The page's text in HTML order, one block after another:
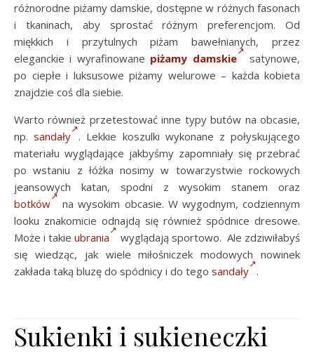
różnorodne piżamy damskie, dostępne w różnych fasonach
i tkaninach, aby sprostać różnym preferencjom. Od
miękkich i przytulnych piżam bawełnianych, przez
eleganckie i wyrafinowane piżamy damskie
satynowe,
po ciepłe i luksusowe piżamy welurowe – każda kobieta
znajdzie coś dla siebie.
Warto również przetestować inne typy butów na obcasie,
np.sandały . Lekkie koszulki wykonane z połyskującego
materiału wyglądające jakbyśmy zapomniały się przebrać
po wstaniu z łóżka nosimy w towarzystwie rockowych
jeansowych katan, spodni z wysokim stanem oraz
botków
na wysokim obcasie. W wygodnym, codziennym
looku znakomicie odnajdą się również spódnice dresowe.
Może i takieubrania
wyglądają sportowo. Ale zdziwiłabyś
się wiedząc, jak wiele miłośniczek modowych nowinek
zakłada taką bluzę do spódnicy i do tego sandały .
Sukienki i sukieneczki